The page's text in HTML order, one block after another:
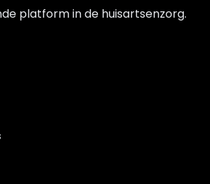
platform in de huisartsenzorg.